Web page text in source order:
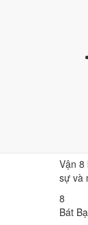
Địa
Thái
Màu
Vận 8
sự và
8
Bát